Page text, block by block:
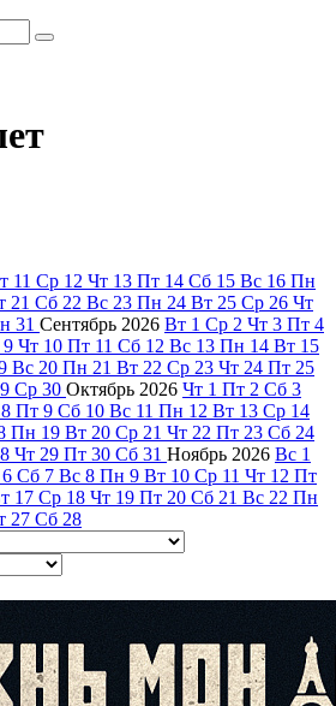
11 Ср 12 Чт 13 Пт 14 Сб 15 Вс 16 Пн
21 Сб 22 Вс 23 Пн 24 Вт 25 Ср 26 Чт
31 Сентябрь 2026 Вт 1 Ср 2 Чт 3 Пт 4
9 Чт 10 Пт 11 Сб 12 Вс 13 Пн 14 Вт 15
Вс 20 Пн 21 Вт 22 Ср 23 Чт 24 Пт 25
Ср 30 Октябрь 2026 Чт 1 Пт 2 Сб 3
8 Пт 9 Сб 10 Вс 11 Пн 12 Вт 13 Ср 14
Пн 19 Вт 20 Ср 21 Чт 22 Пт 23 Сб 24
Чт 29 Пт 30 Сб 31 Ноябрь 2026 Вс 1
6 Сб 7 Вс 8 Пн 9 Вт 10 Ср 11 Чт 12 Пт
17 Ср 18 Чт 19 Пт 20 Сб 21 Вс 22 Пн
27 Сб 28